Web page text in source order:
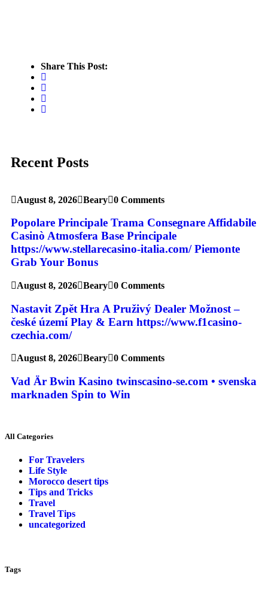
Share This Post:
Recent Posts
August 8, 2026 Beary 0 Comments
Popolare Principale Trama Consegnare Affidabile
Casinò Atmosfera Base Principale
https://www.stellarecasino-italia.com/ Piemonte
Grab Your Bonus
August 8, 2026 Beary 0 Comments
Nastavit Zpět Hra A Pruživý Dealer Možnost –
české území Play & Earn https://www.f1casino-
czechia.com/
August 8, 2026 Beary 0 Comments
Vad Är Bwin Kasino twinscasino-se.com • svenska
marknaden Spin to Win
All Categories
For Travelers
Life Style
Morocco desert tips
Tips and Tricks
Travel
Travel Tips
uncategorized
Tags